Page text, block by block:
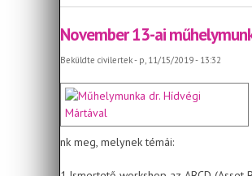
November 13-ai
Beküldte civilertek- p, 11/15/2019 - 13:32
nk meg, melynek témái: